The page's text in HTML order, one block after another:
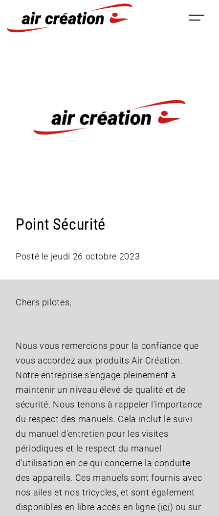
Point Sécurité
Posté le jeudi 26 octobre 2023
Chers pilotes,
Nous vous remercions pour la confiance que
vous accordez aux produits Air Création.
Notre entreprise s'engage pleinement à
maintenir un niveau élevé de qualité et de
sécurité. Nous tenons à rappeler l'importance
du respect des manuels. Cela inclut le suivi
du manuel d'entretien pour les visites
périodiques et le respect du manuel
d'utilisation en ce qui concerne la conduite
des appareils. Ces manuels sont fournis avec
nos ailes et nos tricycles, et sont également
disponibles en libre accès en ligne (ici) ou sur
Panneau de gestion des cookies